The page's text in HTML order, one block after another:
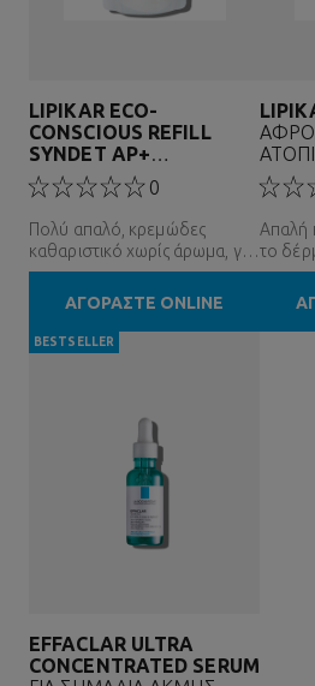
LIPIKAR ECO-
CONSCIOUS REFILL
SYNDET AP+
ΑΦΡΟΛΟΥΤΡΟ ΣΩΜΑΤΟΣ
0
Πολύ απαλό, κρεμώδες
καθαριστικό χωρίς άρωμα, για
το δέρμα με τάση ατοπικού
εκζέματος
ΑΓΟΡΑΣΤΕ ONLINE
Απαλή
το
χωρίς
BESTSELLER
EFFACLAR ULTRA
CONCENTRATED SERUM